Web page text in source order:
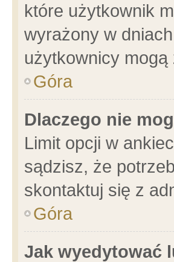
które użytkownik
wyrażony w
użytkownicy mogą
Góra
Dlaczego nie
Limit opcji w
sądzisz, że
skontaktuj się z
Góra
Jak wyedytować